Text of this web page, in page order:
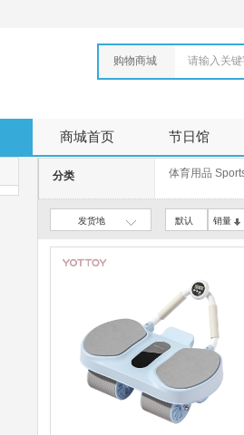
购物商城 请输入关
商城首页 节日馆
分类 体育用品
发货地 默认 销量